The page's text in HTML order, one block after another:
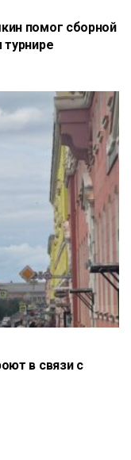
помог сборной
турнире
в связи с